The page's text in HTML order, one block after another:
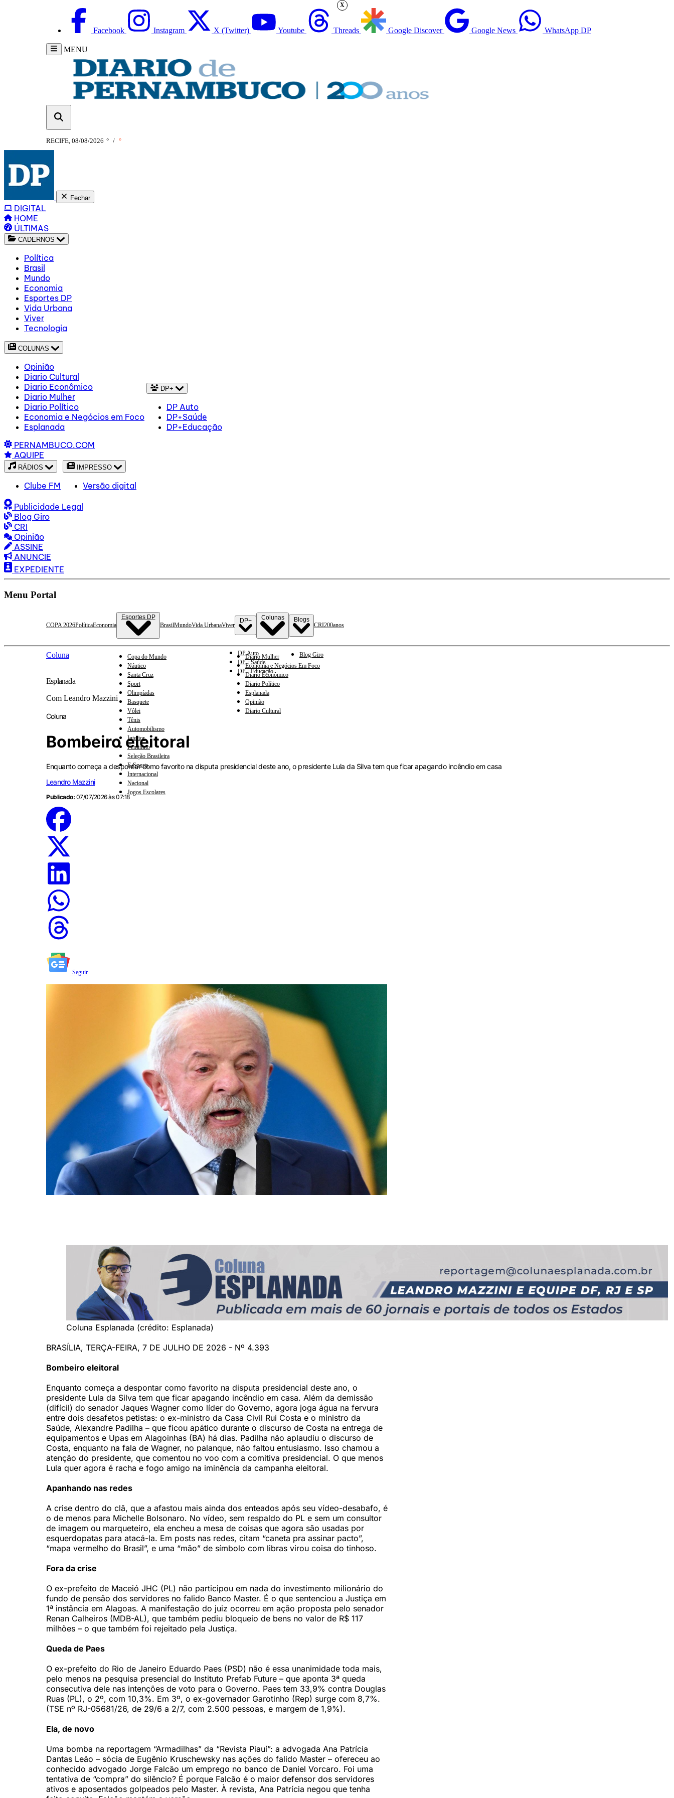
Facebook Instagram X (Twitter) Youtube Threads Google Discover Google News WhatsApp DP
MENU
RECIFE, 08/08/2026 ° / °
Fechar
DIGITAL
HOME
ÚLTIMAS
CADERNOS
Política
Brasil
Mundo
Economia
Esportes DP
Vida Urbana
Viver
Tecnologia
COLUNAS
Opinião
Diario Cultural
Diario Econômico
Diario Mulher
Diario Político
Economia e Negócios em Foco
Esplanada
DP+
DP Auto
DP+Saúde
DP+Educação
PERNAMBUCO.COM
AQUIPE
RÁDIOS
Clube FM
IMPRESSO
Versão digital
Publicidade Legal
Blog Giro
CRI
Opinião
ASSINE
ANUNCIE
EXPEDIENTE
Menu Portal
COPA 2026PolíticaEconomia
Esportes DP
Copa do Mundo
Náutico
Santa Cruz
Sport
Olimpíadas
Basquete
Vôlei
Tênis
Automobilismo
Interior
Feminino
Seleção Brasileira
E-Sports
Internacional
Nacional
Jogos Escolares
BrasilMundoVida UrbanaViver
DP+
DP Auto
DP +Saúde
DP +Educação
Colunas
Diario Mulher
Economia e Negócios Em Foco
Diario Econômico
Diario Político
Esplanada
Opinião
Diario Cultural
Blogs
Blog Giro
CRI200anos
Coluna
Esplanada
Com Leandro Mazzini
Coluna
Bombeiro eleitoral
Enquanto começa a despontar como favorito na disputa presidencial deste ano, o presidente Lula da Silva tem que ficar apagando incêndio em casa
Leandro Mazzini
Publicado: 07/07/2026 às 07:18
Seguir
Coluna Esplanada (crédito: Esplanada)
BRASÍLIA, TERÇA-FEIRA, 7 DE JULHO DE 2026 - Nº 4.393
Bombeiro eleitoral
Enquanto começa a despontar como favorito na disputa presidencial deste ano, o
presidente Lula da Silva tem que ficar apagando incêndio em casa. Além da demissão
(difícil) do senador Jaques Wagner como líder do Governo, agora joga água na fervura
entre dois desafetos petistas: o ex-ministro da Casa Civil Rui Costa e o ministro da
Saúde, Alexandre Padilha – que ficou apático durante o discurso de Costa na entrega de
equipamentos e Upas em Alagoinhas (BA) há dias. Padilha não aplaudiu o discurso de
Costa, enquanto na fala de Wagner, no palanque, não faltou entusiasmo. Isso chamou a
atenção do presidente, que comentou no voo com a comitiva presidencial. O que menos
Lula quer agora é racha e fogo amigo na iminência da campanha eleitoral.
Apanhando nas redes
A crise dentro do clã, que a afastou mais ainda dos enteados após seu vídeo-desabafo, é
o de menos para Michelle Bolsonaro. No vídeo, sem respaldo do PL e sem um consultor
de imagem ou marqueteiro, ela encheu a mesa de coisas que agora são usadas por
esquerdopatas para atacá-la. Em posts nas redes, citam “caneta pra assinar pacto”,
“mapa vermelho do Brasil”, e uma “mão” de símbolo com libras virou coisa do tinhoso.
Fora da crise
O ex-prefeito de Maceió JHC (PL) não participou em nada do investimento milionário do
fundo de pensão dos servidores no falido Banco Master. É o que sentenciou a Justiça em
1ª instância em Alagoas. A manifestação do juiz ocorreu em ação proposta pelo senador
Renan Calheiros (MDB-AL), que também pediu bloqueio de bens no valor de R$ 117
milhões – o que também foi rejeitado pela Justiça.
Queda de Paes
O ex-prefeito do Rio de Janeiro Eduardo Paes (PSD) não é essa unanimidade toda mais,
pelo menos na pesquisa presencial do Instituto Prefab Future – que aponta 3ª queda
consecutiva dele nas intenções de voto para o Governo. Paes tem 33,9% contra Douglas
Ruas (PL), o 2º, com 10,3%. Em 3º, o ex-governador Garotinho (Rep) surge com 8,7%.
(TSE nº RJ-05681/26, de 29/6 a 2/7, com 2.500 pessoas, e margem de 1,9%).
Ela, de novo
Uma bomba na reportagem “Armadilhas” da “Revista Piauí”: a advogada Ana Patrícia
Dantas Leão – sócia de Eugênio Kruschewsky nas ações do falido Master – ofereceu ao
conhecido advogado Jorge Falcão um emprego no banco de Daniel Vorcaro. Foi uma
tentativa de “compra” do silêncio? É porque Falcão é o maior defensor dos servidores
ativos e aposentados golpeados pelo Master. À revista, Ana Patrícia negou que tenha
X